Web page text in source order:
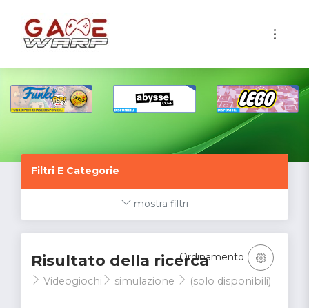
Filtri E Categorie
mostra filtri
Risultato della ricerca
Videogiochi simulazione (solo disponibili)
Ordinamento